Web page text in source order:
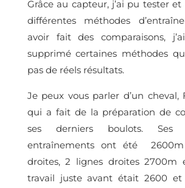
Grâce au capteur, j’ai pu tester
différentes méthodes
avoir fait des comparaisons,
supprimé certaines méthodes
pas de réels résultats.
Je peux vous parler d’un cheval,
qui a fait de la préparation de
ses derniers boulots. Ses
entraînements ont été
droites, 2 lignes droites 2700m
travail juste avant était 2600 et